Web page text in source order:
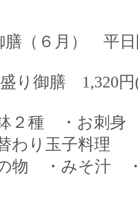
膳（６月） 平日
り御膳 1,320円
・お刺身
り玉子料理
・みそ汁 ・